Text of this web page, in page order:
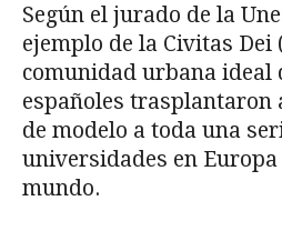
Según el jurado de la
ejemplo de la Civitas Dei
comunidad urbana ideal
españoles trasplantaron
de modelo a toda una
universidades en
mundo.